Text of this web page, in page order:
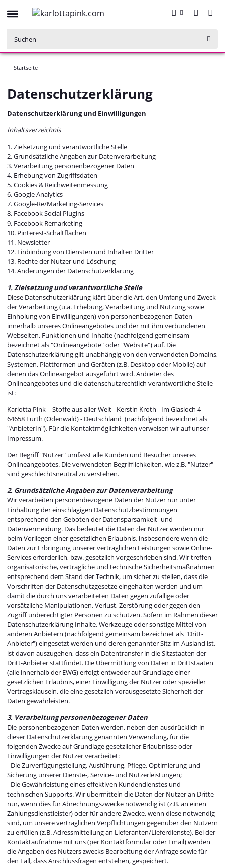
Startseite
Datenschutzerklärung
Datenschutzerklärung und Einwilligungen
Inhaltsverzeichnis
1. Zielsetzung und verantwortliche Stelle
2. Grundsätzliche Angaben zur Datenverarbeitung
3. Verarbeitung personenbezogener Daten
4. Erhebung von Zugriffsdaten
5. Cookies & Reichweitenmessung
6. Google Analytics
7. Google-Re/Marketing-Services
8. Facebook Social Plugins
9. Facebook Remarketing
10. Pinterest-Schaltflächen
11. Newsletter
12. Einbindung von Diensten und Inhalten Dritter
13. Rechte der Nutzer und Löschung
14. Änderungen der Datenschutzerklärung
1. Zielsetzung und verantwortliche Stelle
Diese Datenschutzerklärung klärt über die Art, den Umfang und Zweck
der Verarbeitung (u.a. Erhebung, Verarbeitung und Nutzung sowie
Einholung von Einwilligungen) von personenbezogenen Daten
innerhalb unseres Onlineangebotes und der mit ihm verbundenen
Webseiten, Funktionen und Inhalte (nachfolgend gemeinsam
bezeichnet als "Onlineangebote" oder "Website") auf. Die
Datenschutzerklärung gilt unabhängig von den verwendeten Domains,
Systemen, Plattformen und Geräten (z.B. Desktop oder Mobile) auf
denen das Onlineangebot ausgeführt wird. Anbieter des
Onlineangebotes und die datenschutzrechtlich verantwortliche Stelle
ist:
Karlotta Pink – Stoffe aus aller Welt - Kerstin Kroth - Im Glasloch 4 -
64658 Fürth (Odenwald) - Deutschland (nachfolgend bezeichnet als
"AnbieterIn"). Für die Kontaktmöglichkeiten verweisen wir auf unser
Impressum.
Der Begriff "Nutzer" umfasst alle Kunden und Besucher unseres
Onlineangebotes. Die verwendeten Begrifflichkeiten, wie z.B. "Nutzer"
sind geschlechtsneutral zu verstehen.
2. Grundsätzliche Angaben zur Datenverarbeitung
Wir verarbeiten personenbezogene Daten der Nutzer nur unter
Einhaltung der einschlägigen Datenschutzbestimmungen
entsprechend den Geboten der Datensparsamkeit- und
Datenvermeidung. Das bedeutet die Daten der Nutzer werden nur
beim Vorliegen einer gesetzlichen Erlaubnis, insbesondere wenn die
Daten zur Erbringung unserer vertraglichen Leistungen sowie Online-
Services erforderlich, bzw. gesetzlich vorgeschrieben sind. Wir treffen
organisatorische, vertragliche und technische Sicherheitsmaßnahmen
entsprechend dem Stand der Technik, um sicher zu stellen, dass die
Vorschriften der Datenschutzgesetze eingehalten werden und um
damit die durch uns verarbeiteten Daten gegen zufällige oder
vorsätzliche Manipulationen, Verlust, Zerstörung oder gegen den
Zugriff unberechtigter Personen zu schützen. Sofern im Rahmen dieser
Datenschutzerklärung Inhalte, Werkzeuge oder sonstige Mittel von
anderen Anbietern (nachfolgend gemeinsam bezeichnet als "Dritt-
Anbieter") eingesetzt werden und deren genannter Sitz im Ausland ist,
ist davon auszugehen, dass ein Datentransfer in die Sitzstaaten der
Dritt-Anbieter stattfindet. Die Übermittlung von Daten in Drittstaaten
(alle innerhalb der EWG) erfolgt entweder auf Grundlage einer
gesetzlichen Erlaubnis, einer Einwilligung der Nutzer oder spezieller
Vertragsklauseln, die eine gesetzlich vorausgesetzte Sicherheit der
Daten gewährleisten.
3. Verarbeitung personenbezogener Daten
Die personenbezogenen Daten werden, neben den ausdrücklich in
dieser Datenschutzerklärung genannten Verwendung, für die
folgenden Zwecke auf Grundlage gesetzlicher Erlaubnisse oder
Einwilligungen der Nutzer verarbeitet:
- Die Zurverfügungstellung, Ausführung, Pflege, Optimierung und
Sicherung unserer Dienste-, Service- und Nutzerleistungen;
- Die Gewährleistung eines effektiven Kundendienstes und
technischen Supports. Wir übermitteln die Daten der Nutzer an Dritte
nur, wenn dies für Abrechnungszwecke notwendig ist (z.B. an einen
Zahlungsdienstleister) oder für andere Zwecke, wenn diese notwendig
sind, um unsere vertraglichen Verpflichtungen gegenüber den Nutzern
zu erfüllen (z.B. Adressmitteilung an Lieferanten/Lieferdienste). Bei der
Kontaktaufnahme mit uns (per Kontaktformular oder Email) werden
die Angaben des Nutzers zwecks Bearbeitung der Anfrage sowie für
den Fall, dass Anschlussfragen entstehen, gespeichert.